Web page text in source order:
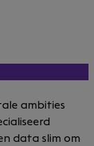
ambities
data slim om